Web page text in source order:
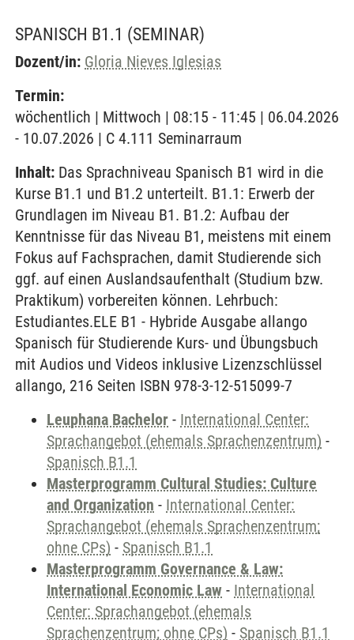
SPANISCH B1.1 (SEMINAR)
Dozent/in: Gloria Nieves Iglesias
Termin:
wöchentlich | Mittwoch | 08:15 - 11:45 | 06.04.2026
- 10.07.2026 | C 4.111 Seminarraum
Inhalt: Das Sprachniveau Spanisch B1 wird in die
Kurse B1.1 und B1.2 unterteilt. B1.1: Erwerb der
Grundlagen im Niveau B1. B1.2: Aufbau der
Kenntnisse für das Niveau B1, meistens mit einem
Fokus auf Fachsprachen, damit Studierende sich
ggf. auf einen Auslandsaufenthalt (Studium bzw.
Praktikum) vorbereiten können. Lehrbuch:
Estudiantes.ELE B1 - Hybride Ausgabe allango
Spanisch für Studierende Kurs- und Übungsbuch
mit Audios und Videos inklusive Lizenzschlüssel
allango, 216 Seiten ISBN 978-3-12-515099-7
Leuphana Bachelor - International Center:
Sprachangebot (ehemals Sprachenzentrum) -
Spanisch B1.1
Masterprogramm Cultural Studies: Culture
and Organization - International Center:
Sprachangebot (ehemals Sprachenzentrum;
ohne CPs) - Spanisch B1.1
Masterprogramm Governance & Law:
International Economic Law - International
Center: Sprachangebot (ehemals
Sprachenzentrum; ohne CPs) - Spanisch B1.1